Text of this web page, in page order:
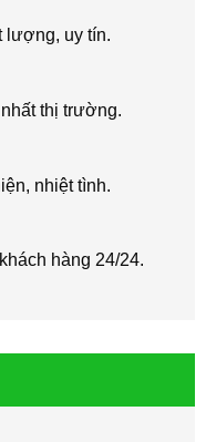
lượng, uy tín.
thị trường.
nhiệt tình.
hàng 24/24.